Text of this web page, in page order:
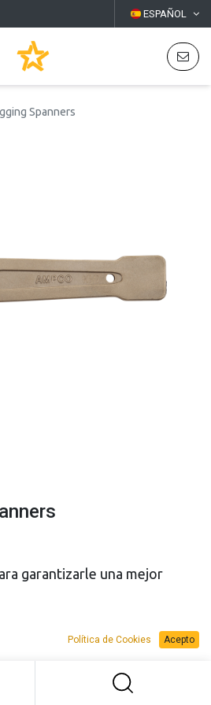
ESPAÑOL
Spanners
PRESUPUESTO
garantizarle una mejor
Política de Cookies Acepto